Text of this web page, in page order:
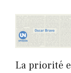
La priorité